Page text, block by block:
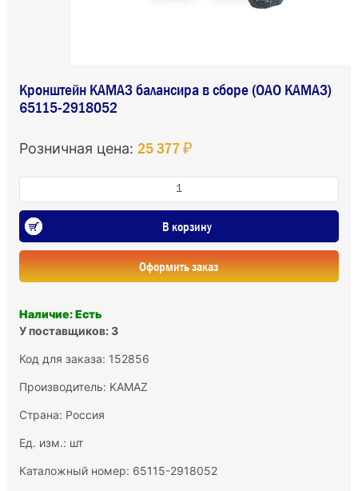
Кронштейн КАМАЗ балансира в сборе (ОАО КАМАЗ)
65115-2918052
Розничная цена: 25 377 ₽
В корзину
Оформить заказ
Наличие: Есть
У поставщиков: 3
Код для заказа: 152856
Производитель: KAMAZ
Страна: Россия
Ед. изм.: шт
Каталожный номер: 65115-2918052